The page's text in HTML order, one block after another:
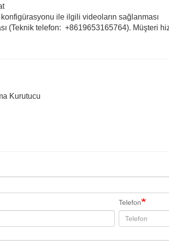
ile ilgili videoların sağlanması
(Teknik telefon: +8619653165764). Müşteri
Kurutucu
Telefon